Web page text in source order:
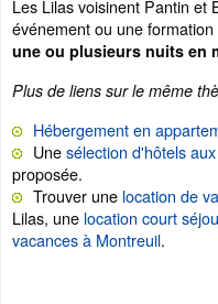
Les Lilas voisinent Pantin et
événement ou une
une ou plusieurs nuits en
Plus de liens sur le même
Hébergement en
Unesélection d'hôtels
proposée.
Trouver une location de
Lilas, une location court
vacances à Montreuil.